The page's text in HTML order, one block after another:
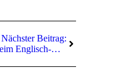
Nächster Beitrag:
Beim Englisch-Wettbewerb Big Challenge sehr erfolgreich